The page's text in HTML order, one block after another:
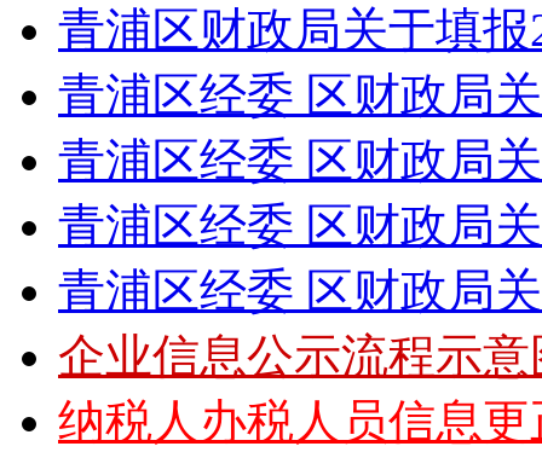
青浦区财政局关于填报
青浦区经委 区财政局
青浦区经委 区财政局
青浦区经委 区财政局
青浦区经委 区财政局
企业信息公示流程示意
纳税人办税人员信息